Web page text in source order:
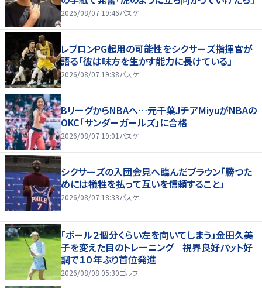
2026/08/07 19:46バスケ
レブロンPG起用の可能性をシクサーズ指揮官が
語る「彼は味方を生かす能力に長けている」
2026/08/07 19:38バスケ
BリーグからNBAへ…元千葉JチアMiyuがNBAの
OKC「サンダーガールズ」に合格
2026/08/07 19:01 バスケ
シクサーズの入団会見へ臨んだブラウン「勝つた
めには犠牲を払って互いを信頼すること」
2026/08/07 18:33バスケ
「ボール２個分くらい左を向いてしまう」金田久美
子を変えた目のトレーニング 視界良好パット好
調で１０年ぶり首位発進
2026/08/08 05:30ゴルフ